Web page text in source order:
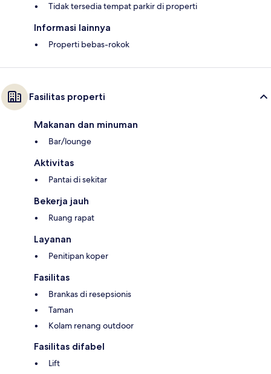
Tidak tersedia tempat parkir di properti
Informasi lainnya
Properti bebas-rokok
Fasilitas properti
Makanan dan minuman
Bar/lounge
Aktivitas
Pantai di sekitar
Bekerja jauh
Ruang rapat
Layanan
Penitipan koper
Fasilitas
Brankas di resepsionis
Taman
Kolam renang outdoor
Fasilitas difabel
Lift